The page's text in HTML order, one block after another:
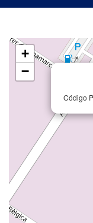
Código
+
−